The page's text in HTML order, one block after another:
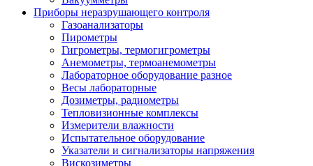
Приборы неразрушающего контроля
Газоанализаторы
Пирометры
Гигрометры, термогигрометры
Анемометры, термоанемометры
Лабораторное оборудование разное
Весы лабораторные
Дозиметры, радиометры
Тепловизионные комплексы
Измерители влажности
Испытательное оборудование
Указатели и сигнализаторы напряжения
Вискозиметры